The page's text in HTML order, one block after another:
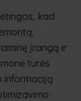
kad
įrangą ir
turės
informaciją